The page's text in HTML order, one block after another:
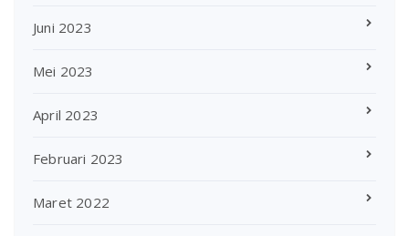
Juni 2023
Mei 2023
April 2023
Februari 2023
Maret 2022